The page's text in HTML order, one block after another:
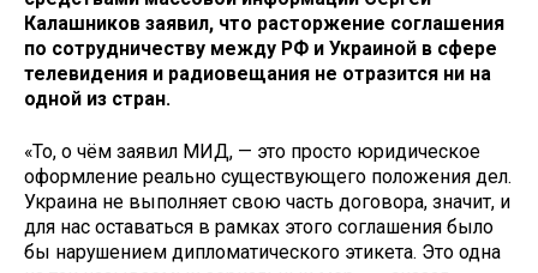
Калашников заявил, что расторжение соглашения
по сотрудничеству между РФ и Украиной в сфере
телевидения и радиовещания не отразится ни на
одной из стран.
«То, о чём заявил МИД, — это просто юридическое
оформление реально существующего положения дел.
Украина не выполняет свою часть договора, значит, и
для нас оставаться в рамках этого соглашения было
бы нарушением дипломатического этикета. Это одна